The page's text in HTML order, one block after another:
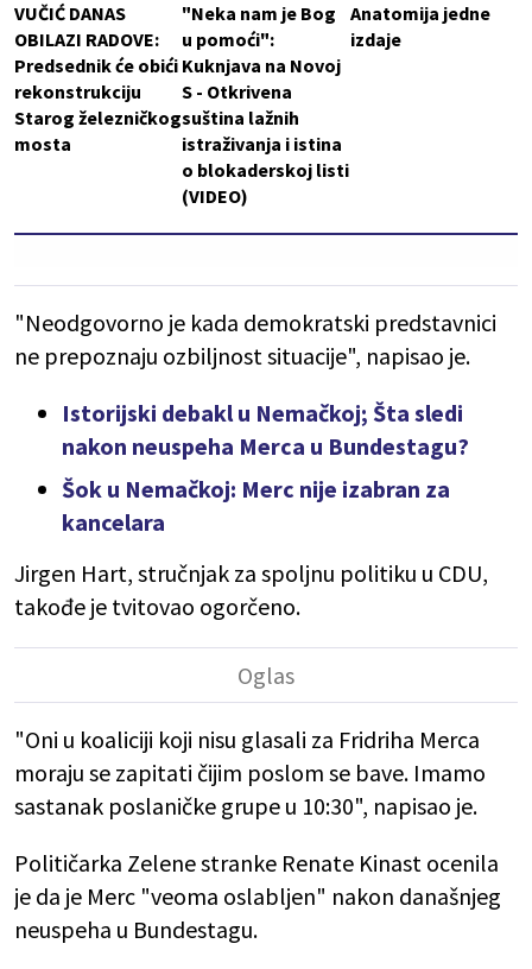
VUČIĆ DANAS
OBILAZI RADOVE:
Predsednik će obići
rekonstrukciju
Starog železničkog
mosta
"Neka nam je Bog
u pomoći":
Kuknjava na Novoj
S - Otkrivena
suština lažnih
istraživanja i istina
o blokaderskoj listi
(VIDEO)
Anatomija jedne
izdaje
"Neodgovorno je kada demokratski predstavnici
ne prepoznaju ozbiljnost situacije", napisao je.
Istorijski debakl u Nemačkoj; Šta sledi
nakon neuspeha Merca u Bundestagu?
Šok u Nemačkoj: Merc nije izabran za
kancelara
Jirgen Hart, stručnjak za spoljnu politiku u CDU,
takođe je tvitovao ogorčeno.
"Oni u koaliciji koji nisu glasali za Fridriha Merca
moraju se zapitati čijim poslom se bave. Imamo
sastanak poslaničke grupe u 10:30", napisao je.
Političarka Zelene stranke Renate Kinast ocenila
je da je Merc "veoma oslabljen" nakon današnjeg
neuspeha u Bundestagu.